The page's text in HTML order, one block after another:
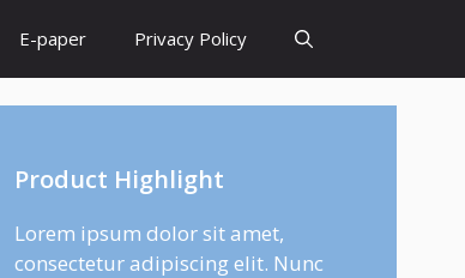
E-paper Privacy Policy
Product Highlight
Lorem ipsum dolor sit amet,
consectetur adipiscing elit. Nunc